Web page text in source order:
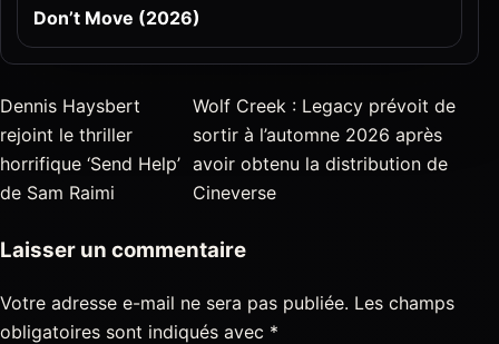
Don’t Move (2026)
Dennis Haysbert
rejoint le thriller
horrifique ‘Send Help’
de Sam Raimi
Wolf Creek : Legacy prévoit de
sortir à l’automne 2026 après
avoir obtenu la distribution de
Cineverse
Laisser un commentaire
Votre adresse e-mail ne sera pas publiée. Les champs
obligatoires sont indiqués avec *